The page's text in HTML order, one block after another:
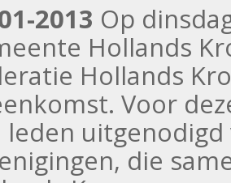
2013 Op
Hollands
Hollands
Voor
leden
die